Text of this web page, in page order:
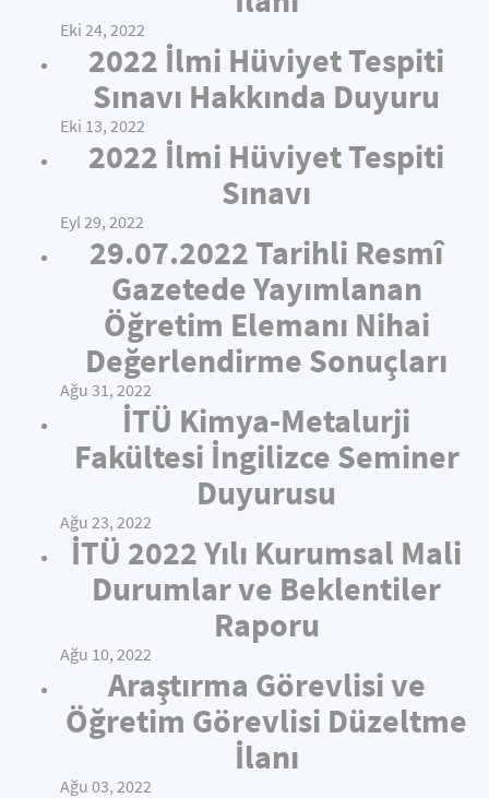
Eki 24, 2022
2022 İlmi Hüviyet Tespiti
Sınavı Hakkında Duyuru
Eki 13, 2022
2022 İlmi Hüviyet Tespiti
Sınavı
Eyl 29, 2022
29.07.2022 Tarihli Resmî
Gazetede Yayımlanan
Öğretim Elemanı Nihai
Değerlendirme Sonuçları
Ağu 31, 2022
İTÜ Kimya-Metalurji
Fakültesi İngilizce Seminer
Duyurusu
Ağu 23, 2022
İTÜ 2022 Yılı Kurumsal Mali
Durumlar ve Beklentiler
Raporu
Ağu 10, 2022
Araştırma Görevlisi ve
Öğretim Görevlisi Düzeltme
İlanı
Ağu 03, 2022